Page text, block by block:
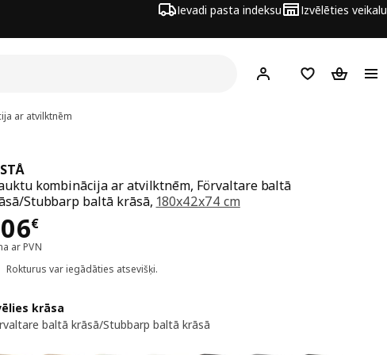
Ievadi pasta indeksu Izvēlēties veikalu
Hej! Pierakstīties
PirkumuPirkumu
ar atvilktnēm
kombinācija ar atvilktnēm, Förvaltare baltā
Stubbarp baltā krāsā, 180x42x74 cm
€ 306€
ar PVN
Rokturus var iegādāties atsevišķi.
krāsa
baltā krāsā/Stubbarp baltā krāsā